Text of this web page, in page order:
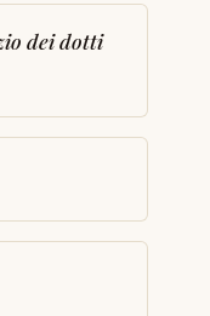
dei dotti